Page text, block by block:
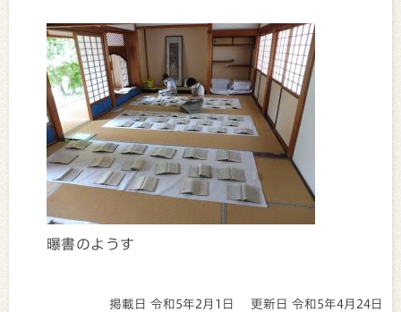
曝書のようす
掲載日 令和5年2月1日 更新日 令和5年4月24日